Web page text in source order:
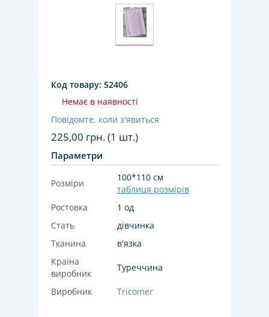
Код товару: 52406
Немає в наявності
Повідомте, коли з'явиться
225,00 грн. (1 шт.)
Параметри
Розміри
100*110 см
таблиця розмірів
Ростовка
1 од
Стать
дівчинка
Тканина
в'язка
Країна
виробник
Туреччина
Виробник Tricomer